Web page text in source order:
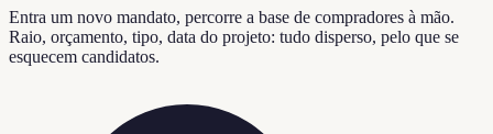
Entra um novo mandato, percorre a base de compradores à mão.
Raio, orçamento, tipo, data do projeto: tudo disperso, pelo que se
esquecem candidatos.